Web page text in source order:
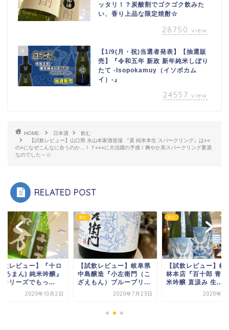
ッタリ！？炭酸割でゴクゴク飲みた
い、香り上品な限定焼酎☆
28750 view
4
【1/9(月・祝)当選者発表】【抽選販
売】『令和五年 新政 新年純米しぼり
たて -Isopokamuy（イソポカム
イ）-』
24557 view
HOME 日本酒
飲む
【試飲レビュー】山口県 永山本家酒造場 『貴 純米本生 スパークリング』は○○
の○になぜこんなに合うのか…！？○○○に大活躍の予感！爽やか系スパークリング夏酒
なのでした～☆
RELATED POST
飲レビュー】『十ロ
ろまん) 純米吟醸』
シリーズでもっ...
2020年10月2日
飲む
【試飲レビュー】岐阜県
中島醸造『小左衛門（こ
ざえもん）ブループリ...
2020年7月23日
飲む
【試飲レビュー】岐
林本店『百十郎 青嵐
米吟醸 直汲み 生...
2020年6